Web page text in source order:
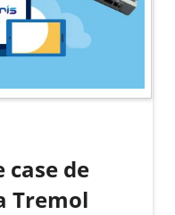
case de
Tremol